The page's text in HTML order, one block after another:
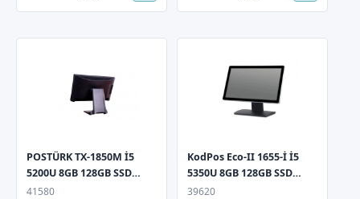
POSTÜRK TX-1850M İ5
5200U 8GB 128GB SSD
18,5" Multi Dokunmatik
41580
KodPos Eco-II 1655-İ İ5
5350U 8GB 128GB SSD
15,6" Dokunmatik Pos PC
39620